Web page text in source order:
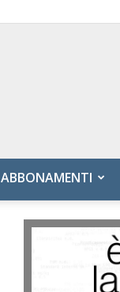
ABBONAMENTI